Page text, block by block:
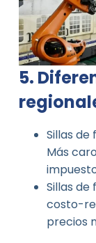
5.
Sillas
Más
Sillas
costo-
precios